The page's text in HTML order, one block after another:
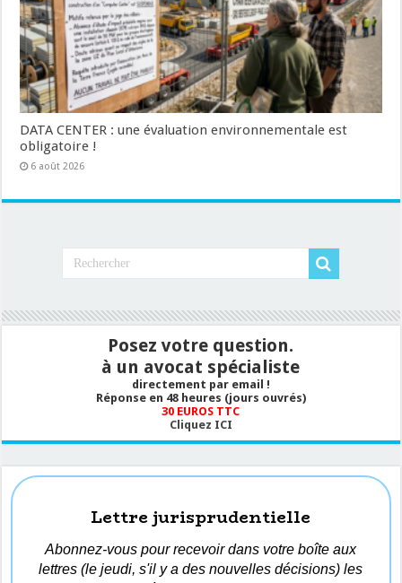
DATA CENTER : une évaluation environnementale est
obligatoire !
6 août 2026
Posez votre question.
à un avocat spécialiste
directement par email !
Réponse en 48 heures (jours ouvrés)
30 EUROS TTC
Cliquez ICI
Lettre jurisprudentielle
Abonnez-vous pour recevoir dans votre boîte aux
lettres (le jeudi, s'il y a des nouvelles décisions) les